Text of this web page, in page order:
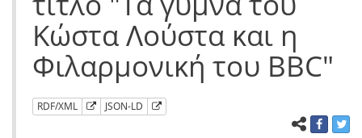
Κώστα Λούστα και η
Φιλαρμονική του BBC"
RDF/XML JSON-LD